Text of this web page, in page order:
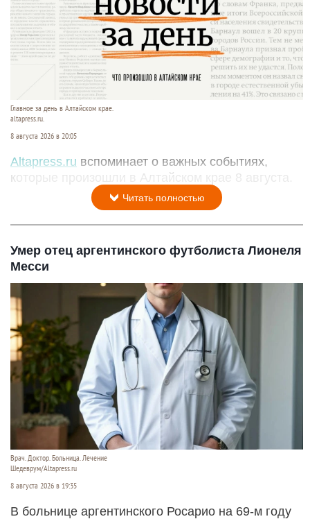
Главное за день в Алтайском крае.
altapress.ru.
8 августа 2026 в 20:05
Altapress.ru вспоминает о важных событиях,
которые произошли в Алтайском крае 8 августа.
Читать полностью
Умер отец аргентинского футболиста Лионеля
Месси
Врач. Доктор. Больница. Лечение
Шедеврум/Altapress.ru
8 августа 2026 в 19:35
В больнице аргентинского Росарио на 69-м году